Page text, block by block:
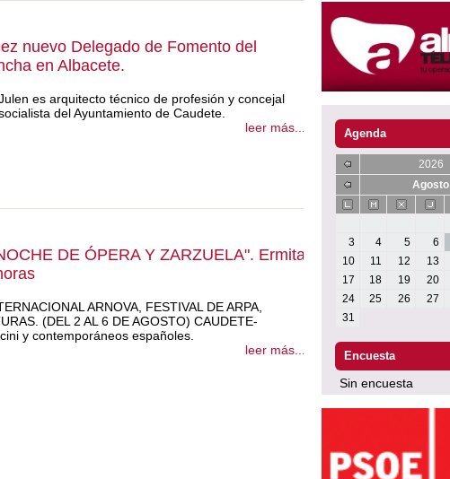
nuevo Delegado de Fomento del
en Albacete.
es arquitecto técnico de profesión y concejal
del Ayuntamiento de Caudete.
leer más...
DE ÓPERA Y ZARZUELA". Ermita
ARNOVA, FESTIVAL DE ARPA,
(DEL 2 AL 6 DE AGOSTO) CAUDETE-
y contemporáneos españoles.
leer más...
Agenda
2026
Agosto
3
4 5 6
10
11 12 13
17
18 19 20
24
25 26 27
31
Encuesta
Sin encuesta